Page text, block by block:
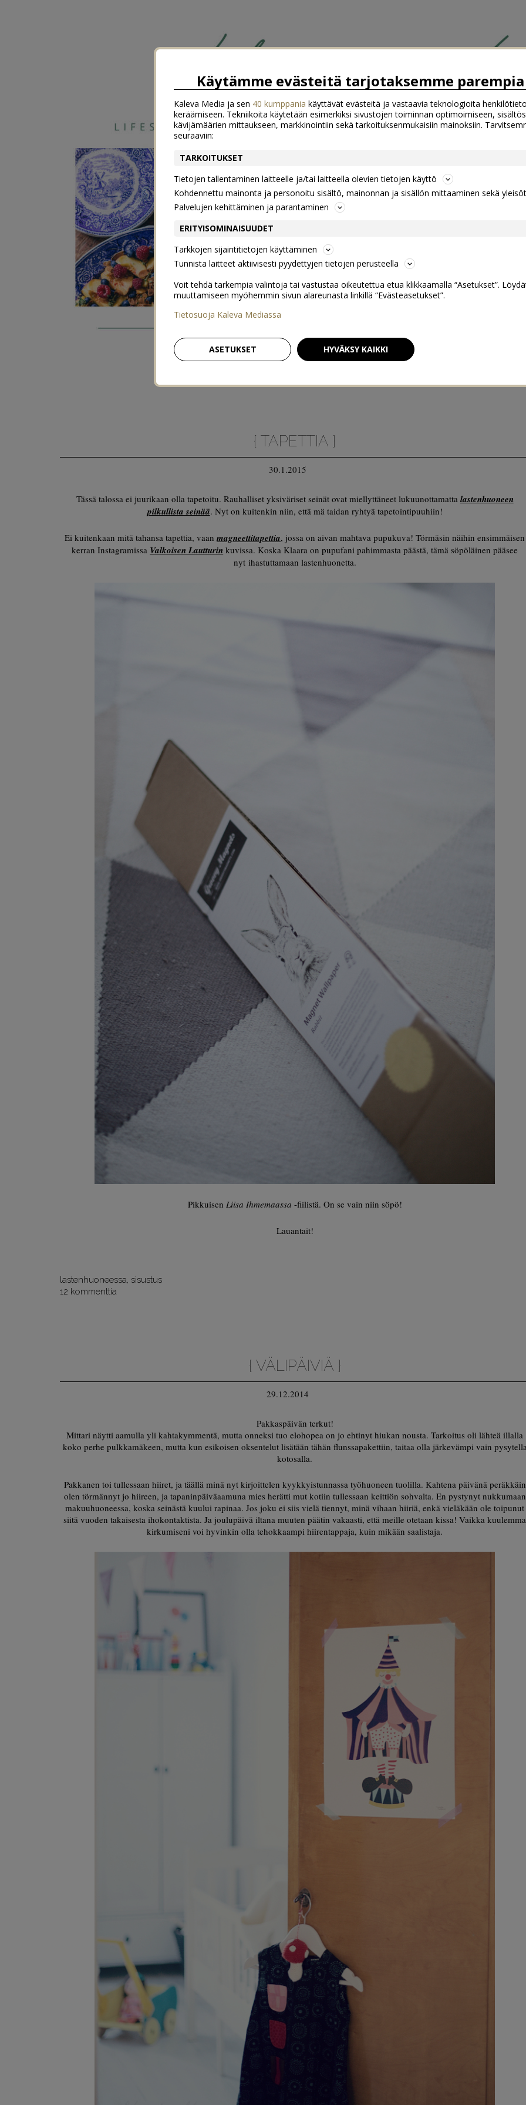
{ TAPETTIA }
30.1.2015
Tässä talossa ei juurikaan olla tapetoitu. Rauhalliset yksiväriset seinät ovat miellyttäneet lukuunottamatta lastenhuoneen
pilkullista seinää. Nyt on kuitenkin niin, että mä taidan ryhtyä tapetointipuuhiin!
Ei kuitenkaan mitä tahansa tapettia, vaanmagneettitapettia, jossa on aivan mahtava pupukuva! Törmäsin näihin ensimmäisen
kerran Instagramissa Valkoisen Lautturin kuvissa. Koska Klaara on pupufani pahimmasta päästä, tämä söpöläinen pääsee
nyt ihastuttamaan lastenhuonetta.
Pikkuisen Liisa Ihmemaassa -fiilistä. On se vain niin söpö!
Lauantait!
lastenhuoneessa, sisustus
12 kommenttia
{ VÄLIPÄIVIÄ }
29.12.2014
Pakkaspäivän terkut!
Mittari näytti aamulla yli kahtakymmentä, mutta onneksi tuo elohopea on jo ehtinyt hiukan nousta. Tarkoitus oli lähteä illalla
koko perhe pulkkamäkeen, mutta kun esikoisen oksentelut lisätään tähän flunssapakettiin, taitaa olla järkevämpi vain
kotosalla.
Pakkanen toi tullessaan hiiret, ja täällä minä nyt kirjoittelen kyykkyistunnassa työhuoneen tuolilla. Kahtena päivänä peräkkäin
olen törmännyt jo hiireen, ja tapaninpäiväaamuna mies herätti mut kotiin tullessaan keittiön sohvalta. En pystynyt nukkumaan
makuuhuoneessa, koska seinästä kuului rapinaa. Jos joku ei siis vielä tiennyt, minä vihaan hiiriä, enkä vieläkään ole toipunut
siitä vuoden takaisesta ihokontaktista. Ja joulupäivä iltana muuten päätin vakaasti, että meille otetaan kissa! Vaikka kuulemma
kirkumiseni voi hyvinkin olla tehokkaampi hiirentappaja, kuin mikään saalistaja.
Käytämme evästeitä tarjotaksemme
Kaleva Media ja sen 40 kumppania käyttävät evästeitä ja vastaavia teknologioita
keräämiseen. Tekniikoita käytetään esimerkiksi sivustojen toiminnan optimoimiseen,
kävijämäärien mittaukseen, markkinointiin sekä tarkoituksenmukaisiin mainoksiin.
seuraaviin:
TARKOITUKSET
Tietojen tallentaminen laitteelle ja/tai laitteella olevien tietojen käyttö
Kohdennettu mainonta ja personoitu sisältö, mainonnan ja sisällön mittaaminen sekä
Palvelujen kehittäminen ja parantaminen
ERITYISOMINAISUUDET
Tarkkojen sijaintitietojen käyttäminen
Tunnista laitteet aktiivisesti pyydettyjen tietojen perusteella
Voit tehdä tarkempia valintoja tai vastustaa oikeutettua etua klikkaamalla “Asetukset”.
muuttamiseen myöhemmin sivun alareunasta linkillä “Evästeasetukset”.
Tietosuoja Kaleva Mediassa
ASETUKSET HYVÄKSY KAIKKI